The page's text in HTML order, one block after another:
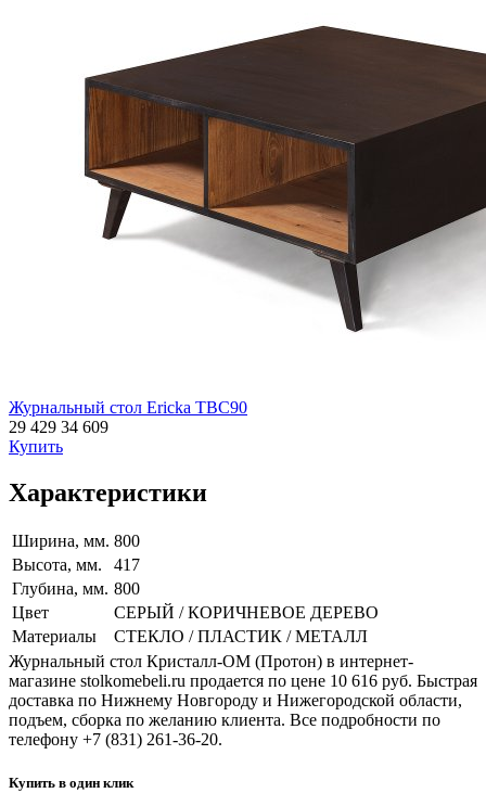
Журнальный стол Ericka TBC90
29 429 34 609
Купить
Характеристики
Ширина, мм. 800
Высота, мм.
417
Глубина, мм. 800
Цвет
СЕРЫЙ / КОРИЧНЕВОЕ ДЕРЕВО
Материалы
СТЕКЛО / ПЛАСТИК / МЕТАЛЛ
Журнальный стол Кристалл-ОМ (Протон) в интернет-
магазине stolkomebeli.ru продается по цене 10 616 руб. Быстрая
доставка по Нижнему Новгороду и Нижегородской области,
подъем, сборка по желанию клиента. Все подробности по
телефону +7 (831) 261-36-20.
Купить в один клик